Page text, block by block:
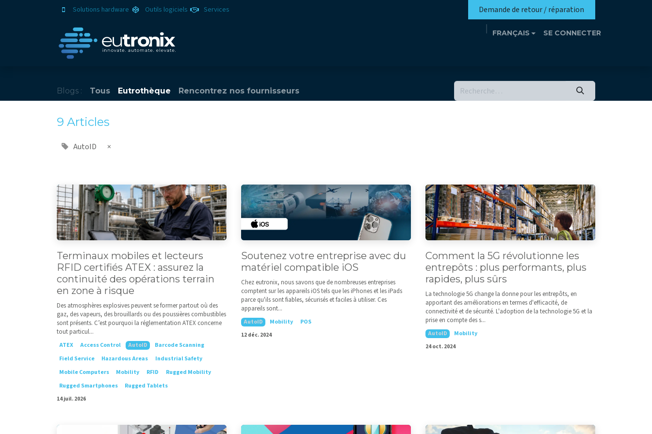
Solutions hardware Outils logiciels Services Demande de retour / réparation
FRANÇAIS SE CONNECTER
Blogs : Tous Eutrothèque Rencontrez nos fournisseurs
9 Articles
AutoID ×
Terminaux mobiles et lecteurs
RFID certifiés ATEX : assurez la
continuité des opérations terrain
en zone à risque
Des atmosphères explosives peuvent se former partout où des
gaz, des vapeurs, des brouillards ou des poussières combustibles
sont présents. C’est pourquoi la réglementation ATEX concerne
tout particul...
ATEX Access Control AutoID
Barcode Scanning
Field Service
Hazardous Areas
Industrial Safety
Mobile Computers
Mobility RFID
Rugged Mobility
Rugged Smartphones
Rugged Tablets
14 juil. 2026
Soutenez votre entreprise avec du
matériel compatible iOS
Chez eutronix, nous savons que de nombreuses entreprises
comptent sur les appareils iOS tels que les iPhones et les iPads
parce qu'ils sont fiables, sécurisés et faciles à utiliser. Ces
appareils sont...
AutoID Mobility
POS
12 déc. 2024
Comment la 5G révolutionne les
entrepôts : plus performants, plus
rapides, plus sûrs
La technologie 5G change la donne pour les entrepôts, en
apportant des améliorations en termes d'efficacité, de
connectivité et de sécurité. L'adoption de la technologie 5G et la
prise en compte des s...
AutoID
Mobility
24 oct. 2024